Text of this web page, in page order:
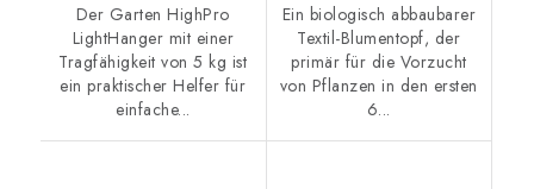
Der Garten HighPro
LightHanger mit einer
Tragfähigkeit von 5 kg ist
ein praktischer Helfer für
einfache...
Ein biologisch abbaubarer
Textil-Blumentopf, der
primär für die Vorzucht
von Pflanzen in den ersten
6...